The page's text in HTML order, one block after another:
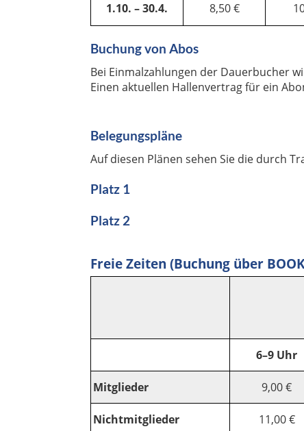
1.10. – 30.4. 8,50 €
Buchung von Abos
Bei Einmalzahlungen der Dauerbucher
Einen aktuellen Hallenvertrag für ein
Belegungspläne
Auf diesen Plänen sehen Sie die durch
Platz 1
Platz 2
Freie Zeiten (Buchung über
6–9 Uhr
Mitglieder 9,00 €
Nichtmitglieder 11,00 €